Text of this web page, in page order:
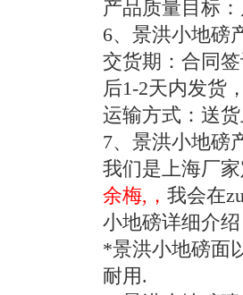
产品质量目标
6、景洪小地磅
交货期：合同
后1-2天内发货
运输方式：送
7、景洪小地磅
我们是上海厂
余梅,， 我会在
小地磅详细介绍
*景洪小地磅面
耐用 .